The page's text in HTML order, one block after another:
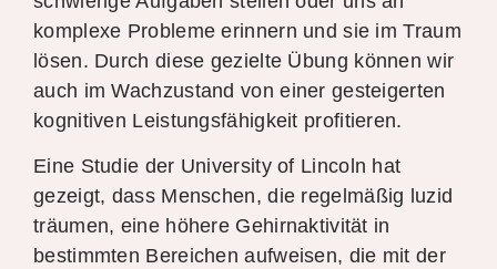
komplexe Probleme erinnern und sie im Traum
lösen. Durch diese gezielte Übung können wir
auch im Wachzustand von einer gesteigerten
kognitiven Leistungsfähigkeit profitieren.
Eine Studie der University of Lincoln hat
gezeigt, dass Menschen, die regelmäßig luzid
träumen, eine höhere Gehirnaktivität in
bestimmten Bereichen aufweisen, die mit der